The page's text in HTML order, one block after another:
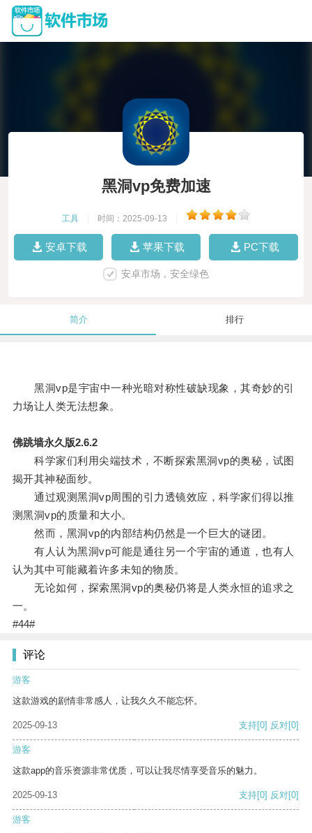
黑洞vp免费加速
工具 时间：2025-09-13
安卓下载 苹果下载 PC下载
安卓市场，安全绿色
简介 排行
黑洞vp是宇宙中一种光暗对称性破缺现象，其奇妙的引
力场让人类无法想象。
佛跳墙永久版2.6.2
科学家们利用尖端技术，不断探索黑洞vp的奥秘，试图
揭开其神秘面纱。
通过观测黑洞vp周围的引力透镜效应，科学家们得以推
测黑洞vp的质量和大小。
然而，黑洞vp的内部结构仍然是一个巨大的谜团。
有人认为黑洞vp可能是通往另一个宇宙的通道，也有人
认为其中可能藏着许多未知的物质。
无论如何，探索黑洞vp的奥秘仍将是人类永恒的追求之
一。
#44#
评论
游客
这款游戏的剧情非常感人，让我久久不能忘怀。
2025-09-13 支持[0] 反对[0]
游客
这款app的音乐资源非常优质，可以让我尽情享受音乐的魅力。
2025-09-13 支持[0] 反对[0]
游客